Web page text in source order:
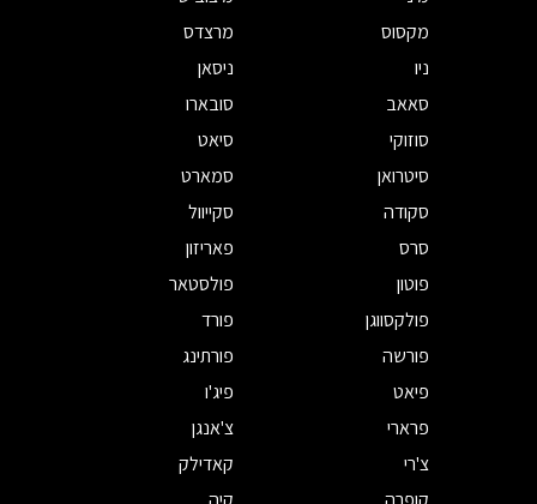
מקסוס
מרצדס
ניו
ניסאן
סאאב
סובארו
סוזוקי
סיאט
סיטרואן
סמארט
סקודה
סקייוול
סרס
פאריזון
פוטון
פולסטאר
פולקסווגן
פורד
פורשה
פורתינג
פיאט
פיג'ו
פרארי
צ'אנגן
צ'רי
קאדילק